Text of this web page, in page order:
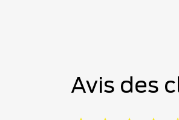
Avis des